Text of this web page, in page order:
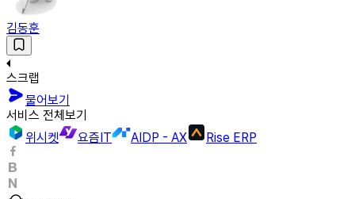
김동훈
스크랩
물어보기
서비스 전체보기
위시켓
요즘IT AIDP - AX Rise ERP